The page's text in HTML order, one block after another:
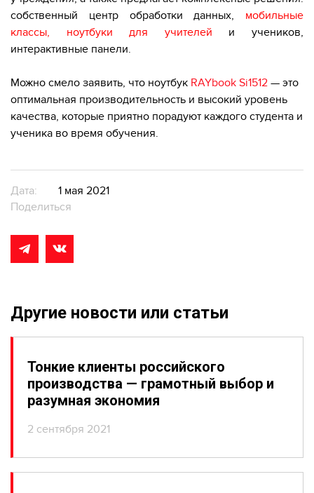
собственный центр обработки данных, мобильные
классы, ноутбуки для учителей и учеников,
интерактивные панели.
Можно смело заявить, что ноутбук RAYbook Si1512 — это
оптимальная производительность и высокий уровень
качества, которые приятно порадуют каждого студента и
ученика во время обучения.
Дата:
1 мая 2021
Поделиться
Другие новости или статьи
Тонкие клиенты российского
производства — грамотный выбор и
разумная экономия
2 сентября 2021